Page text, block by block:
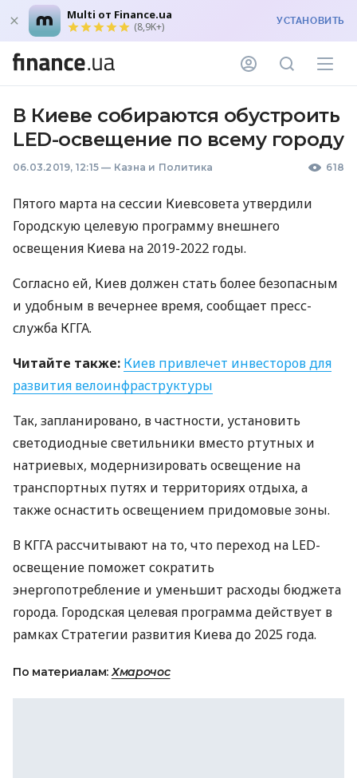
Multi от Finance.ua
(8,9K+) УСТАНОВИТЬ
В Киеве собираются обустроить
LED-освещение по всему городу
06.03.2019, 12:15 — Казна и Политика 618
Пятого марта на сессии Киевсовета утвердили
Городскую целевую программу внешнего
освещения Киева на 2019-2022 годы.
Согласно ей, Киев должен стать более безопасным
и удобным в вечернее время, сообщает пресс-
служба КГГА.
Читайте также: Киев привлечет инвесторов для
развития велоинфраструктуры
Так, запланировано, в частности, установить
светодиодные светильники вместо ртутных и
натриевых, модернизировать освещение на
транспортных путях и территориях отдыха, а
также оснастить освещением придомовые зоны.
В КГГА рассчитывают на то, что переход на LED-
освещение поможет сократить
энергопотребление и уменьшит расходы бюджета
города. Городская целевая программа действует в
рамках Стратегии развития Киева до 2025 года.
По материалам:Хмарочос